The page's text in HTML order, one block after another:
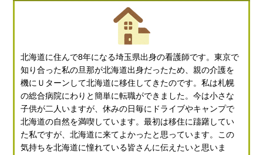
北海道に住んで8年になる埼玉県出身の看護師です。東京で
知り合った私の旦那が北海道出身だったため、親の介護を
機にＵターンして北海道に移住してきたのです。私は札幌
の総合病院にわりと簡単に転職ができました。今は小さな
子供が二人いますが、休みの日毎にドライブやキャンプで
北海道の自然を満喫しています。最初は移住に躊躇してい
た私ですが、北海道に来てよかったと思っています。この
気持ちを北海道に憧れている皆さんに伝えたいと思いま